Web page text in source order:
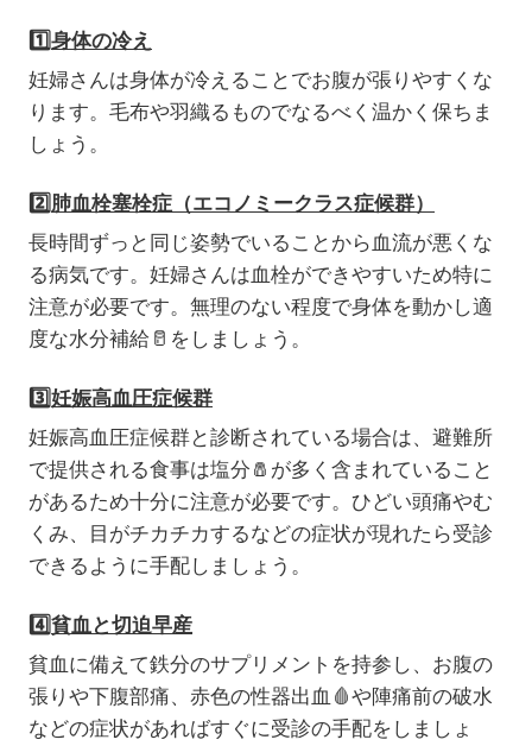
1️⃣身体の冷え
妊婦さんは身体が冷えることでお腹が張りやすくな
ります。毛布や羽織るものでなるべく温かく保ちま
しょう。
2️⃣肺血栓塞栓症（エコノミークラス症候群）
長時間ずっと同じ姿勢でいることから血流が悪くな
る病気です。妊婦さんは血栓ができやすいため特に
注意が必要です。無理のない程度で身体を動かし適
度な水分補給🥛をしましょう。
3️⃣妊娠高血圧症候群
妊娠高血圧症候群と診断されている場合は、避難所
で提供される食事は塩分🧂が多く含まれていること
があるため十分に注意が必要です。ひどい頭痛やむ
くみ、目がチカチカするなどの症状が現れたら受診
できるように手配しましょう。
4️⃣貧血と切迫早産
貧血に備えて鉄分のサプリメントを持参し、お腹の
張りや下腹部痛、赤色の性器出血🩸や陣痛前の破水
などの症状があればすぐに受診の手配をしましょ